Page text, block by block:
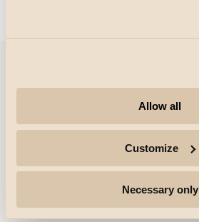
Allow all
Customize
Necessary only
Yritys
Kohokohdat
Ammattilaiset